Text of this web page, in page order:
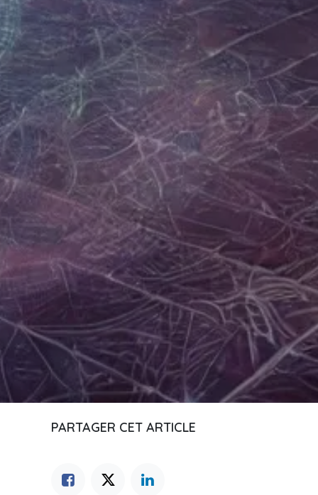
PARTAGER CET ARTICLE